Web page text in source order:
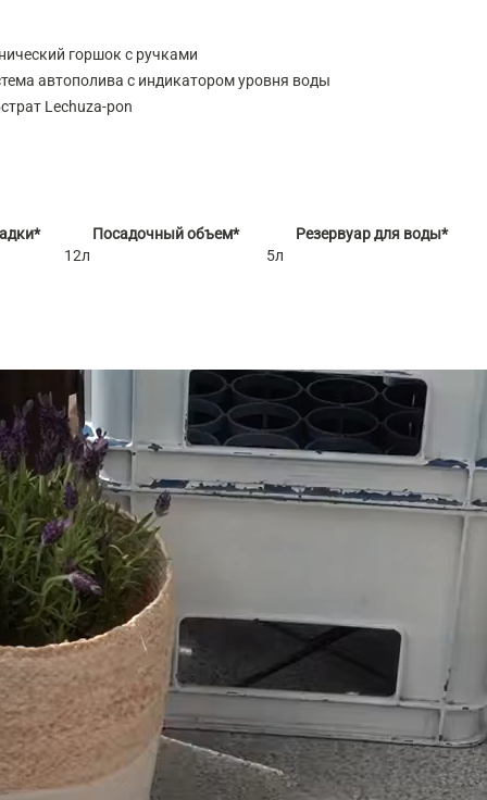
горшок с ручками
автополива с индикатором уровня воды
Lechuza-pon
Посадочный объем*
Резервуар для воды*
12л
5л